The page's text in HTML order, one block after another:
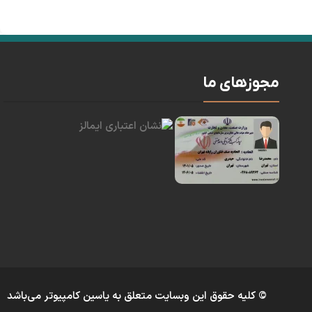
مجوزهای ما
© کلیه حقوق این وبسایت متعلق به یاسین کامپیوتر می‌باشد